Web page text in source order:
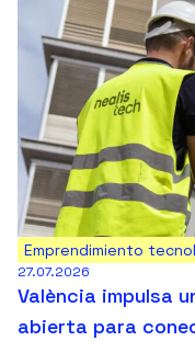
Emprendimiento
27.07.2026
València impulsa
abierta para